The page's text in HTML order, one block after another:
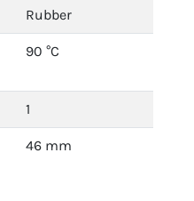
Rubber
90 °C
1
46 mm